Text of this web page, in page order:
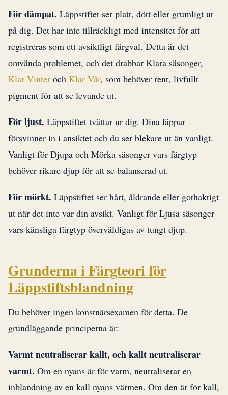
För dämpat. Läppstiftet ser platt, dött eller grumligt ut
på dig. Det har inte tillräckligt med intensitet för att
registreras som ett avsiktligt färgval. Detta är det
omvända problemet, och det drabbar Klara säsonger,
Klar Vinter och Klar Vår, som behöver rent, livfullt
pigment för att se levande ut.
För ljust. Läppstiftet tvättar ur dig. Dina läppar
försvinner in i ansiktet och du ser blekare ut än vanligt.
Vanligt för Djupa och Mörka säsonger vars färgtyp
behöver rikare djup för att se balanserad ut.
För mörkt. Läppstiftet ser hårt, åldrande eller gothaktigt
ut när det inte var din avsikt. Vanligt för Ljusa säsonger
vars känsliga färgtyp överväldigas av tungt djup.
Grunderna i Färgteori för
Läppstiftsblandning
Du behöver ingen konstnärsexamen för detta. De
grundläggande principerna är:
Varmt neutraliserar kallt, och kallt neutraliserar
varmt. Om en nyans är för varm, neutraliserar en
inblandning av en kall nyans värmen. Om den är för kall,